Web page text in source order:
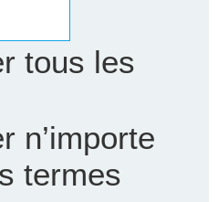
tous les
n’importe
termes